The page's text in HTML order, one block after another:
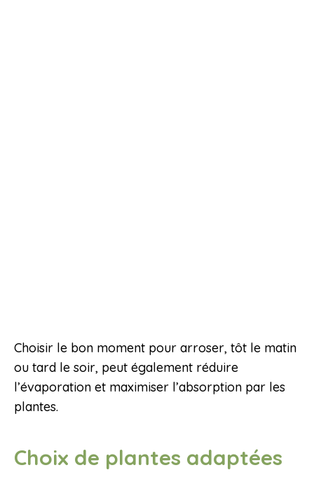
Choisir le bon moment pour arroser, tôt le matin
ou tard le soir, peut également réduire
l’évaporation et maximiser l’absorption par les
plantes.
Choix de plantes adaptées